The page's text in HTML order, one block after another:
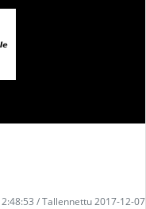
/ Tallennettu 2017-12-07